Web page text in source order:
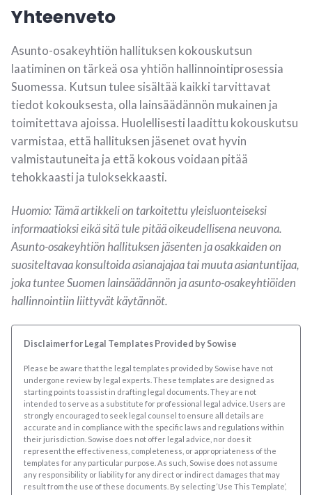
Yhteenveto
Asunto-osakeyhtiön hallituksen kokouskutsun
laatiminen on tärkeä osa yhtiön hallinnointiprosessia
Suomessa. Kutsun tulee sisältää kaikki tarvittavat
tiedot kokouksesta, olla lainsäädännön mukainen ja
toimitettava ajoissa. Huolellisesti laadittu kokouskutsu
varmistaa, että hallituksen jäsenet ovat hyvin
valmistautuneita ja että kokous voidaan pitää
tehokkaasti ja tuloksekkaasti.
Huomio: Tämä artikkeli on tarkoitettu yleisluonteiseksi
informaatioksi eikä sitä tule pitää oikeudellisena neuvona.
Asunto-osakeyhtiön hallituksen jäsenten ja osakkaiden on
suositeltavaa konsultoida asianajajaa tai muuta asiantuntijaa,
joka tuntee Suomen lainsäädännön ja asunto-osakeyhtiöiden
hallinnointiin liittyvät käytännöt.
Disclaimer for Legal Templates Provided by Sowise
Please be aware that the legal templates provided by Sowise have not
undergone review by legal experts. These templates are designed as
starting points to assist in drafting legal documents. They are not
intended to serve as a substitute for professional legal advice. Users are
strongly encouraged to seek legal counsel to ensure all details are
accurate and in compliance with the specific laws and regulations within
their jurisdiction. Sowise does not offer legal advice, nor does it
represent the effectiveness, completeness, or appropriateness of the
templates for any particular purpose. As such, Sowise does not assume
any responsibility or liability for any direct or indirect damages that may
result from the use of these documents. By selecting ‘Use This Template’,